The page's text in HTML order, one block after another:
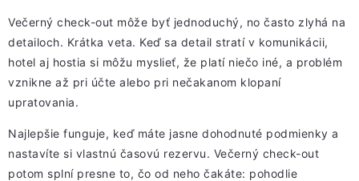
Večerný check-out môže byť jednoduchý, no často zlyhá na
detailoch. Krátka veta. Keď sa detail stratí v komunikácii,
hotel aj hostia si môžu myslieť, že platí niečo iné, a problém
vznikne až pri účte alebo pri nečakanom klopaní
upratovania.
Najlepšie funguje, keď máte jasne dohodnuté podmienky a
nastavíte si vlastnú časovú rezervu. Večerný check-out
potom splní presne to, čo od neho čakáte: pohodlie